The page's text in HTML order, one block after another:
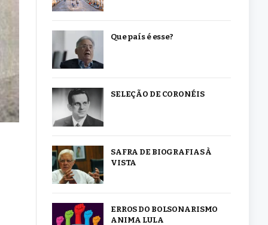
Que país é esse?
SELEÇÃO DE CORONÉIS
SAFRA DE BIOGRAFIAS À
VISTA
ERROS DO BOLSONARISMO
ANIMA LULA